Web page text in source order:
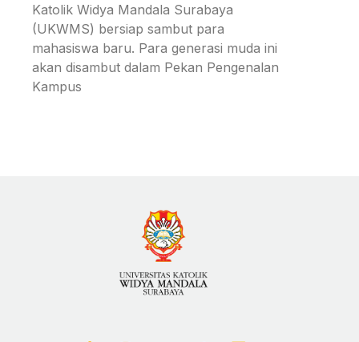
Katolik Widya Mandala Surabaya
(UKWMS) bersiap sambut para
mahasiswa baru. Para generasi muda ini
akan disambut dalam Pekan Pengenalan
Kampus